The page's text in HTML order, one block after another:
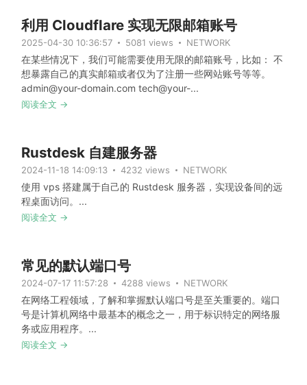
利用 Cloudflare 实现无限邮箱账号
2025-04-30 10:36:57 5081 views NETWORK
在某些情况下，我们可能需要使用无限的邮箱账号，比如： 不
想暴露自己的真实邮箱或者仅为了注册一些网站账号等等。
admin@your-domain.com tech@your-...
阅读全文 →
Rustdesk 自建服务器
2024-11-18 14:09:13 4232 views NETWORK
使用 vps 搭建属于自己的 Rustdesk 服务器，实现设备间的远
程桌面访问。...
阅读全文 →
常见的默认端口号
2024-07-17 11:57:28 4288 views NETWORK
在网络工程领域，了解和掌握默认端口号是至关重要的。端口
号是计算机网络中最基本的概念之一，用于标识特定的网络服
务或应用程序。...
阅读全文 →